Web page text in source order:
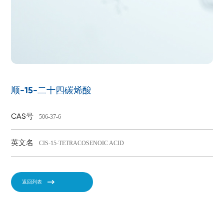
顺-15-二十四碳烯酸
CAS号 506-37-6
英文名 CIS-15-TETRACOSENOIC ACID
返回列表